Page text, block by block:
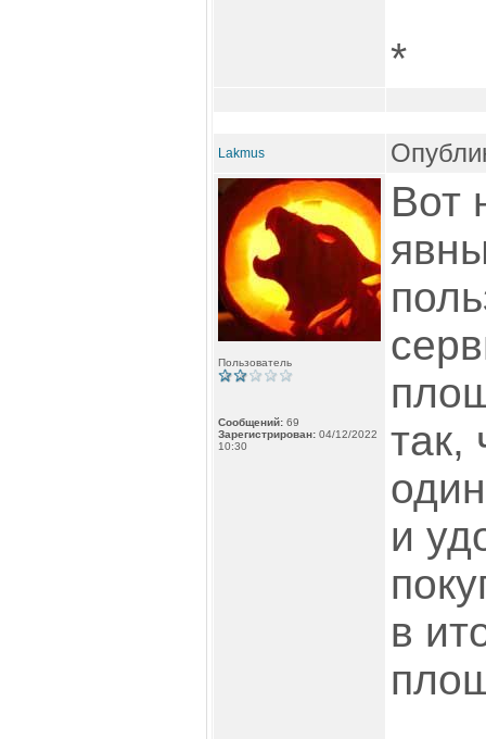
*
Lakmus
Пользователь
Сообщений: 69
Зарегистрирован: 04/12/2022
10:30
Вот
так,
и
в